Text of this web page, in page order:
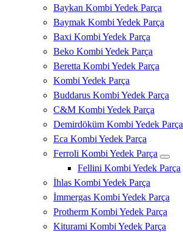
Baykan Kombi Yedek Parça
Baymak Kombi Yedek Parça
Baxi Kombi Yedek Parça
Beko Kombi Yedek Parça
Beretta Kombi Yedek Parça
Kombi Yedek Parça
Buddarus Kombi Yedek Parça
C&M Kombi Yedek Parça
Demirdöküm Kombi Yedek Parça
Eca Kombi Yedek Parça
Ferroli Kombi Yedek Parça
Fellini Kombi Yedek Parça
İhlas Kombi Yedek Parça
İmmergas Kombi Yedek Parça
Protherm Kombi Yedek Parça
Kiturami Kombi Yedek Parça